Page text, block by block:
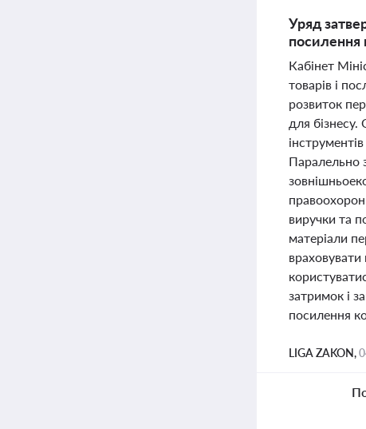
Уряд
посилення
Кабінет
товарів і
розвиток
для
Паралельно
виручки та
матеріали
затримок і
посилення
LIGA ZAKON,